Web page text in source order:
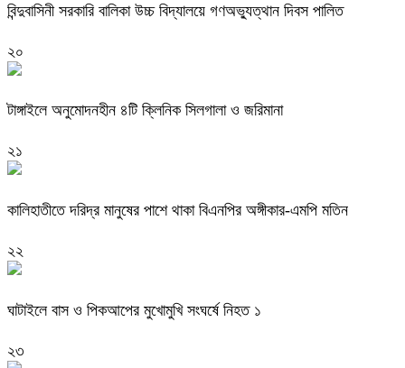
বিন্দুবাসিনী সরকারি বালিকা উচ্চ বিদ্যালয়ে গণঅভ্যুত্থান দিবস পালিত
২০
টাঙ্গাইলে অনুমোদনহীন ৪টি ক্লিনিক সিলগালা ও জরিমানা
২১
কালিহাতীতে দরিদ্র মানুষের পাশে থাকা বিএনপির অঙ্গীকার-এমপি মতিন
২২
ঘাটাইলে বাস ও পিকআপের মুখোমুখি সংঘর্ষে নিহত ১
২৩